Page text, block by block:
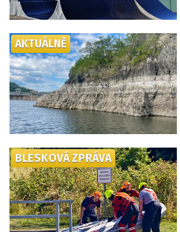
AKTUÁLNĚ
BLESKOVÁ ZPRÁVA